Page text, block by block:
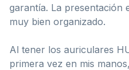
garantía. La presentación
muy bien organizado.
Al tener los auriculares
primera vez en mis